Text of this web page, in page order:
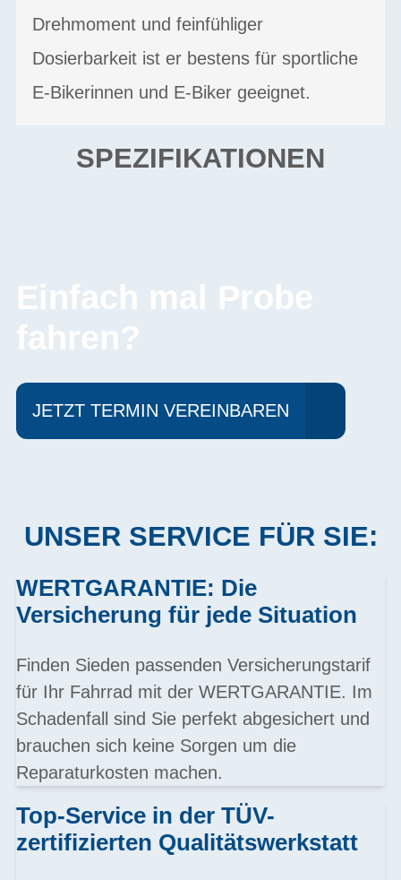
Drehmoment und feinfühliger
Dosierbarkeit ist er bestens für sportliche
E-Bikerinnen und E-Biker geeignet.
SPEZIFIKATIONEN
Einfach mal Probe
fahren?
JETZT TERMIN VEREINBAREN
UNSER SERVICE FÜR SIE:
WERTGARANTIE: Die
Versicherung für jede Situation
Finden Sieden passenden Versicherungstarif
für Ihr Fahrrad mit der WERTGARANTIE. Im
Schadenfall sind Sie perfekt abgesichert und
brauchen sich keine Sorgen um die
Reparaturkosten machen.
Top-Service in der TÜV-
zertifizierten Qualitätswerkstatt